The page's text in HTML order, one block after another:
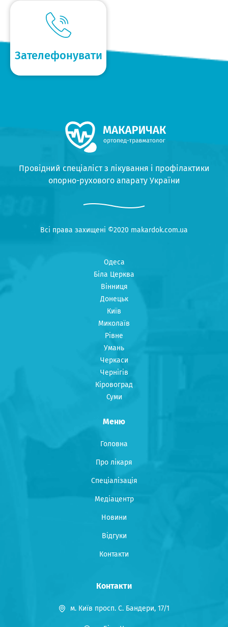
Зателефонувати
Провідний спеціаліст з лікування і профілактики
опорно-рухового апарату України
Всі права захищені ©2020 makardok.com.ua
Одеса
Біла Церква
Вінниця
Донецьк
Київ
Миколаїв
Рівне
Умань
Черкаси
Чернігів
Кіровоград
Суми
Меню
Головна
Про лікаря
Спеціалізація
Медіацентр
Новини
Відгуки
Контакти
Контакти
м. Київ просп. С. Бандери, 17/1